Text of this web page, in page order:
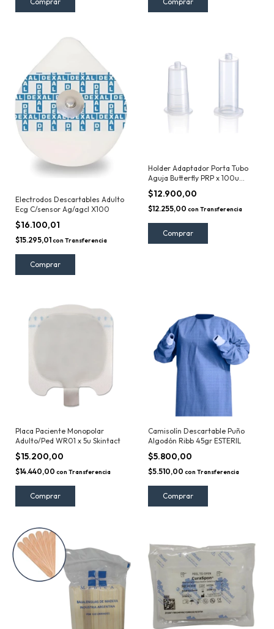
Electrodos Descartables Adulto
Ecg C/sensor Ag/agcl X100
$16.100,01
$15.295,01con Transferencia
Holder Adaptador Porta Tubo
Aguja Butterfly PRP x 100u
Bluttest
$12.900,00
$12.255,00 con Transferencia
Placa Paciente Monopolar
Adulto/Ped WR01 x 5u Skintact
$15.200,00
$14.440,00 con Transferencia
Camisolín Descartable Puño
Algodón Ribb 45gr ESTERIL
$5.800,00
$5.510,00 con Transferencia